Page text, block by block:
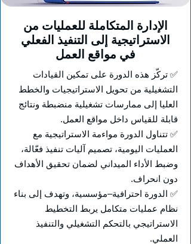
الإدارة المتكاملة للعمليات من
الاستراتيجية إلى التنفيذ الفعلي
في مواقع العمل
✅ تركّز هذه الدورة على تمكين القيادات
التشغيلية من تحويل الاستراتيجيات والخطط
العليا إلى ممارسات تشغيلية منضبطة ونتائج
قابلة للقياس داخل مواقع العمل.
✅ تتناول الدورة مواءمة الاستراتيجية مع
العمليات اليومية، تصميم آليات تنفيذ فعّالة،
وضبط الأداء الميداني لضمان تحقيق الأهداف
دون انحراف.
✅ الدورة احترافية–مؤسسية، وتهدف إلى بناء
نظام عمليات متكامل يربط التخطيط
الاستراتيجي بالتحكم التشغيلي والتنفيذ
العملي.